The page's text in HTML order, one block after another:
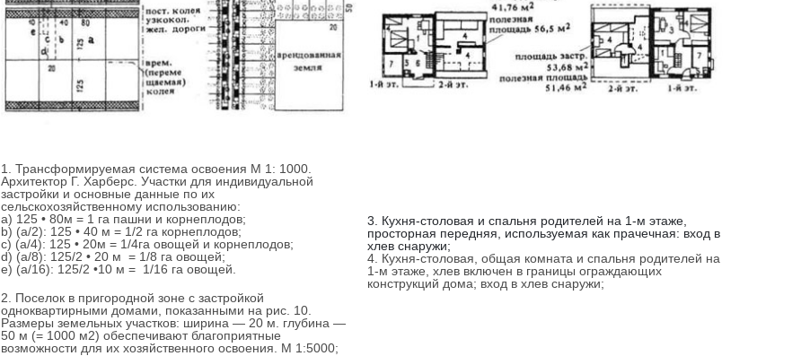
1. Трансформируемая система освоения М 1: 1000.
Архитектор Г. Харберс. Участки для индивидуальной
застройки и основные данные по их
сельскохозяйственному использованию:
а) 125 • 80м = 1 га пашни и корнеплодов;
b) (а/2): 125 • 40 м = 1/2 га корнеплодов;
c) (а/4): 125 • 20м = 1/4га овощей и корнеплодов;
d) (а/8): 125/2 • 20 м = 1/8 га овощей;
e) (а/16): 125/2 •10 м = 1/16 га овощей.
2. Поселок в пригородной зоне с застройкой
одноквартирными домами, показанными на рис. 10.
Размеры земельных участков: ширина — 20 м. глубина —
50 м (= 1000 м2) обеспечивают благоприятные
возможности для их хозяйственного освоения. М 1:5000;
3. Кухня-столовая и спальня родителей на 1-м этаже,
просторная передняя, используемая как прачечная: вход в
хлев снаружи;
4. Кухня-столовая, общая комната и спальня родителей на
1-м этаже, хлев включен в границы ограждающих
конструкций дома; вход в хлев снаружи;